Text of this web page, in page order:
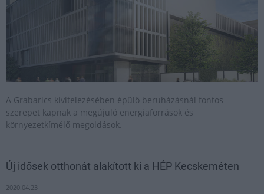
A Grabarics kivitelezésében épülő beruházásnál fontos
szerepet kapnak a megújuló energiaforrások és
környezetkímélő megoldások.
Új idősek otthonát alakított ki a HÉP Kecskeméten
2020.04.23